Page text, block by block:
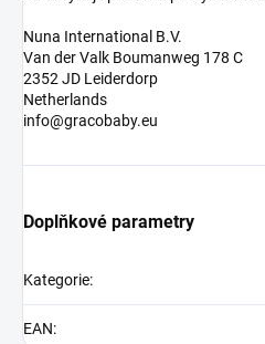
Nuna International B.V.
Van der Valk Boumanweg 178 C
2352 JD Leiderdorp
Netherlands
info@gracobaby.eu
Doplňkové parametry
Kategorie:
EAN: